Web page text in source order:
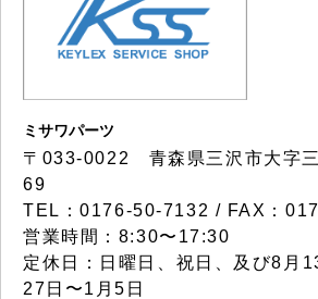
ミサワパーツ
〒033-0022 青森県三沢市大字
69
TEL：0176-50-7132 / FAX：
営業時間：8:30〜17:30
定休日：日曜日、祝日、及び8月
27日〜1月5日